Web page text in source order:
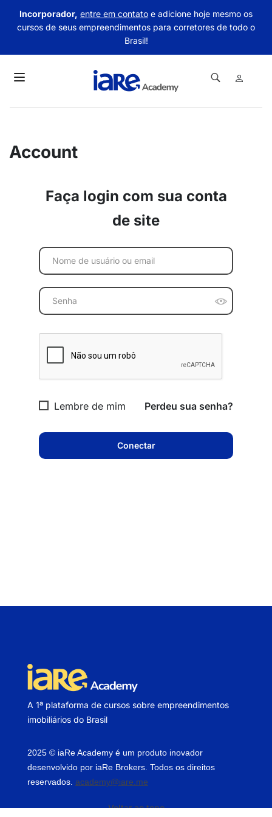
Incorporador, entre em contato e adicione hoje mesmo os
cursos de seus empreendimentos para corretores de todo o
Brasil!
Account
Faça login com sua conta
de site
Perdeu sua senha?
Lembre de mim
A 1ª plataforma de cursos sobre empreendimentos
imobiliários do Brasil
2025 © iaRe Academy é um produto inovador
desenvolvido por iaRe Brokers. Todos os direitos
reservados. academy@iare.me
Voltar ao topo